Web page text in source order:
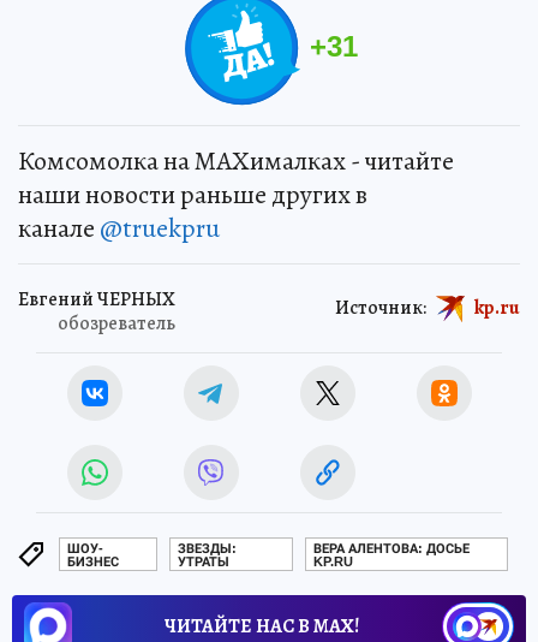
+31
Комсомолка на MAXималках - читайте
наши новости раньше других в
канале @truekpru
Евгений ЧЕРНЫХ
обозреватель
Источник: kp.ru
ШОУ-
БИЗНЕС
ЗВЕЗДЫ:
УТРАТЫ
ВЕРА АЛЕНТОВА: ДОСЬЕ
KP.RU
ЧИТАЙТЕ НАС В МАХ!